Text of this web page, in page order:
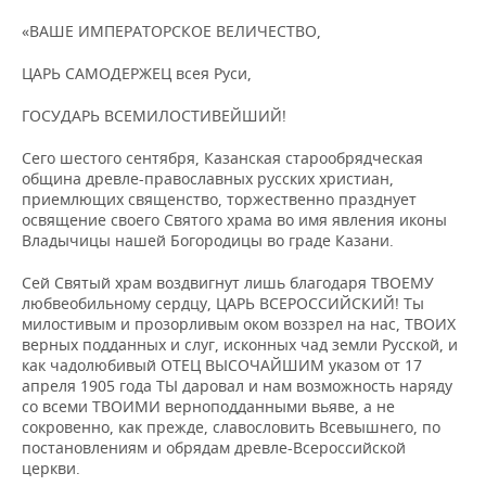
«ВАШЕ ИМПЕРАТОРСКОЕ ВЕЛИЧЕСТВО,
ЦАРЬ САМОДЕРЖЕЦ всея Руси,
ГОСУДАРЬ ВСЕМИЛОСТИВЕЙШИЙ!
Сего шестого сентября, Казанская старообрядческая
община древле-православных русских христиан,
приемлющих священство, торжественно празднует
освящение своего Святого храма во имя явления иконы
Владычицы нашей Богородицы во граде Казани.
Сей Святый храм воздвигнут лишь благодаря ТВОЕМУ
любвеобильному сердцу, ЦАРЬ ВСЕРОССИЙСКИЙ! Ты
милостивым и прозорливым оком воззрел на нас, ТВОИХ
верных подданных и слуг, исконных чад земли Русской, и
как чадолюбивый ОТЕЦ ВЫСОЧАЙШИМ указом от 17
апреля 1905 года ТЫ даровал и нам возможность наряду
со всеми ТВОИМИ верноподданными вьяве, а не
сокровенно, как прежде, славословить Всевышнего, по
постановлениям и обрядам древле-Всероссийской
церкви.